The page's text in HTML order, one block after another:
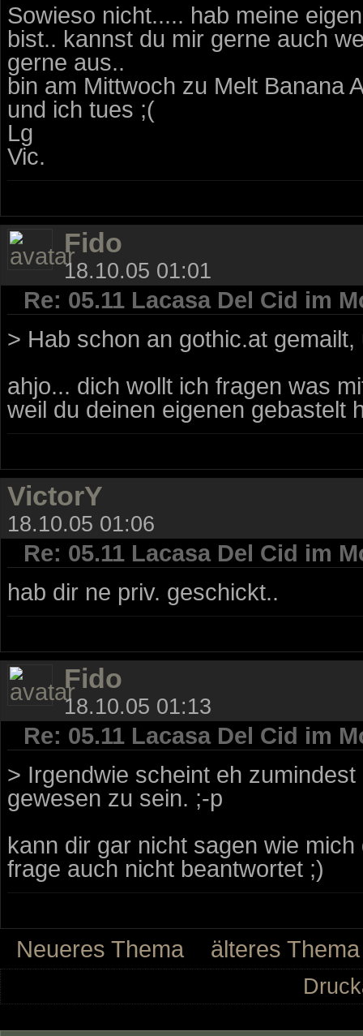
Sowieso nicht..... hab meine
bist.. kannst du mir gerne auch
gerne aus..
bin am Mittwoch zu Melt Banana
und ich tues ;(
Lg
Vic.
Fido
18.10.05 01:01
Re: 05.11 Lacasa Del Cid im
> Hab schon an gothic.at
ahjo... dich wollt ich fragen was
weil du deinen eigenen gebastelt
VictorY
18.10.05 01:06
Re: 05.11 Lacasa Del Cid im
hab dir ne priv. geschickt..
Fido
18.10.05 01:13
Re: 05.11 Lacasa Del Cid im
> Irgendwie scheint eh
gewesen zu sein. ;-p
kann dir gar nicht sagen wie
frage auch nicht beantwortet ;)
Neueres Thema älteres Thema